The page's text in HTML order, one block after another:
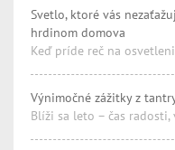
Svetlo, ktoré vás
hrdinom domova
Keď príde reč na
Výnimočné zážitky z
Blíži sa leto – čas radosti,